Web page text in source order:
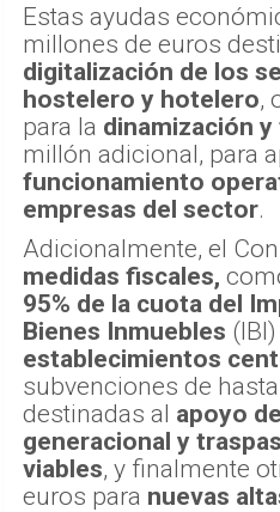
Estas ayudas
millones de euros
digitalización de los
hostelero y hotelero,
para la dinamización
millón adicional, para
funcionamiento
empresas del sector.
Adicionalmente, el
medidas fiscales,
95% de la cuota del
Bienes Inmuebles
establecimientos
subvenciones de
destinadas al apoyo
generacional y
viables, y finalmente
euros para nuevas